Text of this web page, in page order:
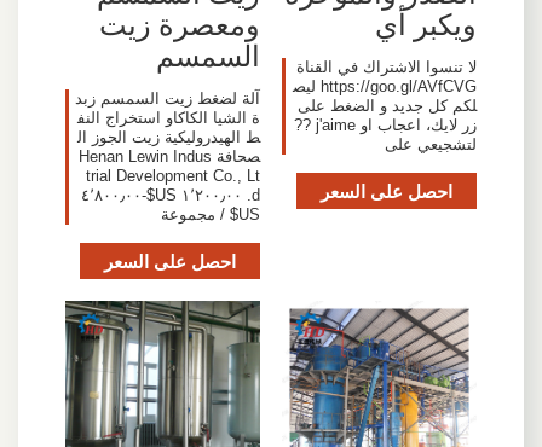
ويكبر أي
لا تنسوا الاشتراك في القناة
https://goo.gl/AVfCVG ليص
لكم كل جديد و الضغط على
زر لايك، اعجاب او j'aime ??
لتشجيعي على
احصل على السعر
ومعصرة زيت
السمسم
آلة لضغط زيت السمسم زبد
ة الشيا الكاكاو استخراج النف
ط الهيدروليكية زيت الجوز ال
صحافة Henan Lewin Indus
trial Development Co., Lt
d. ١٬٢٠٠٫٠٠ US$-٤٬٨٠٠٫٠٠
US$ / مجموعة
احصل على السعر